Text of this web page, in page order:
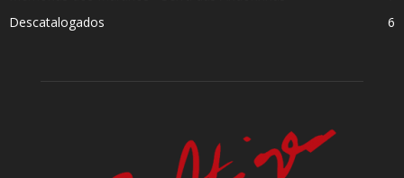
Descatalogados
6